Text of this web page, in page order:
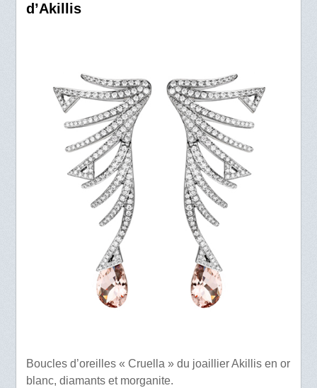
d’Akillis
Boucles d’oreilles « Cruella » du joaillier Akillis en or
blanc, diamants et morganite.